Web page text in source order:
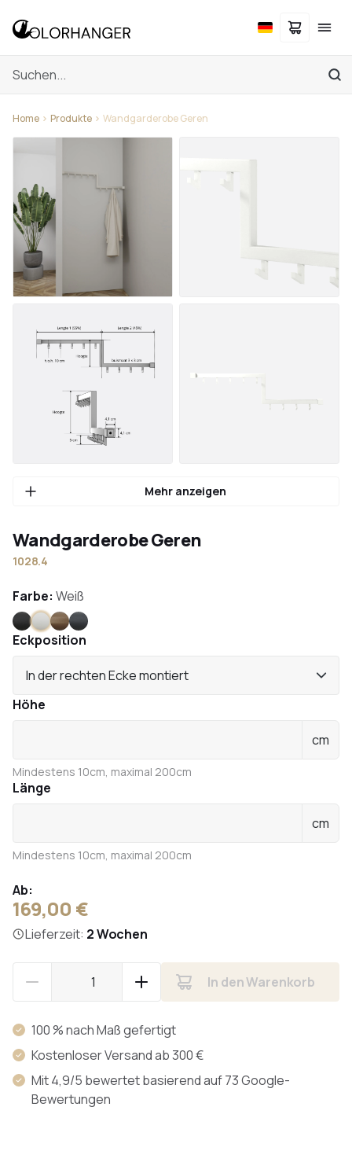
Home Produkte Wandgarderobe Geren
Mehr anzeigen
Wandgarderobe Geren
1028.4
Farbe: Weiß
Schwarz
WeißBronzeAnthrazit
Eckposition
In der rechten Ecke montiert
Höhe
cm
Mindestens 10cm, maximal 200cm
Länge
cm
Mindestens 10cm, maximal 200cm
Ab:
169,00 €
Lieferzeit: 2 Wochen
In den Warenkorb
100 % nach Maß gefertigt
Kostenloser Versand ab 300 €
Mit 4,9/5 bewertet basierend auf 73 Google-
Bewertungen